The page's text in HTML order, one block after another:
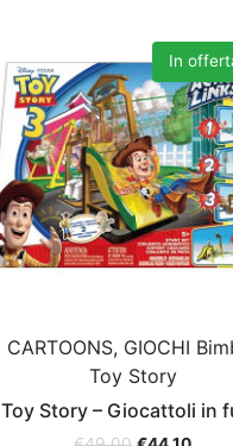
In
CARTOONS, GIOCHI
Toy Story
Toy Story – Giocattoli in